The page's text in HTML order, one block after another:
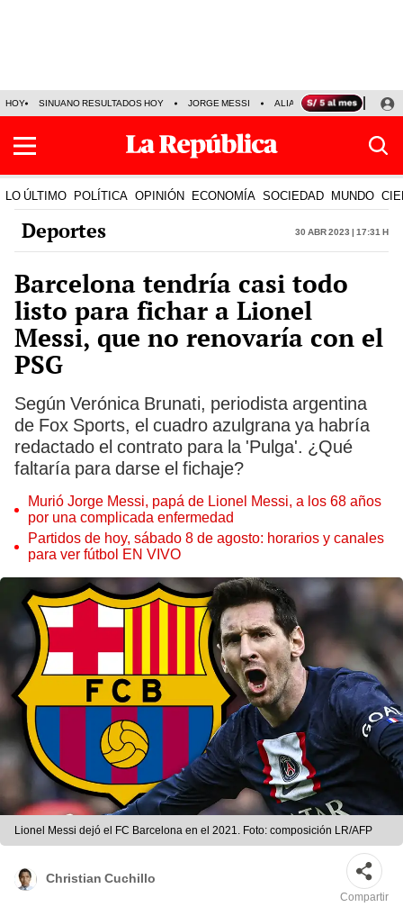
HOY SINUANO RESULTADOS HOY JORGE MESSI ALIANZA LIMA VS SPORT
LO ÚLTIMO POLÍTICA OPINIÓN ECONOMÍA SOCIEDAD MUNDO
Deportes 30 Abr 2023 | 17:31 h
Barcelona tendría casi todo
listo para fichar a Lionel
Messi, que no renovaría con el
PSG
Según Verónica Brunati, periodista argentina
de Fox Sports, el cuadro azulgrana ya habría
redactado el contrato para la 'Pulga'. ¿Qué
faltaría para darse el fichaje?
Murió Jorge Messi, papá de Lionel Messi, a los 68 años
por una complicada enfermedad
Partidos de hoy, sábado 8 de agosto: horarios y canales
para ver fútbol EN VIVO
Lionel Messi dejó el FC Barcelona en el 2021. Foto: composición LR/AFP
Christian Cuchillo
Compartir